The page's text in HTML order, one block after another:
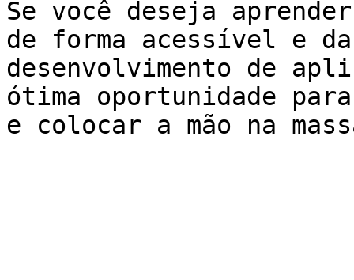
Se você deseja
de forma acessível e
desenvolvimento de
ótima oportunidade
e colocar a mão na